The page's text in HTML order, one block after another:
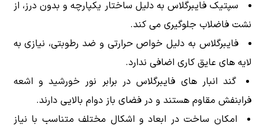
سپتیک فایبرگلاس به دلیل ساختار یکپارچه و بدون درز، از
نشت فاضلاب جلوگیری می کند.
فایبرگلاس به دلیل خواص حرارتی و ضد رطوبتی، نیازی به
لایه های عایق کاری اضافی ندارد.
گند انبار های فایبرگلاس در برابر نور خورشید و اشعه
فرابنفش مقاوم هستند و در فضای باز دوام بالایی دارند.
امکان ساخت در ابعاد و اشکال مختلف متناسب با نیاز